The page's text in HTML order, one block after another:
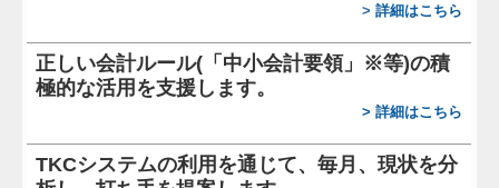
リンク集
経営者お役立ち情報
TKCシステムQ&A
>詳細はこちら
正しい会計ルール(「中小会計要領」※等)の積
極的な活用を支援します。
>詳細はこちら
TKCシステムの利用を通じて、毎月、現状を分